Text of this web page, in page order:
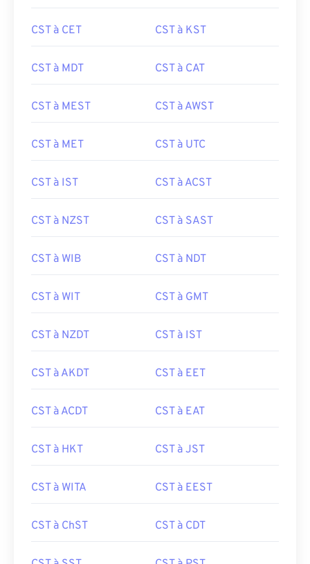
CST à CET CST à KST
CST à MDT CST à CAT
CST à MEST CST à AWST
CST à MET CST à UTC
CST à IST CST à ACST
CST à NZST CST à SAST
CST à WIB CST à NDT
CST à WIT CST à GMT
CST à NZDT CST à IST
CST à AKDT CST à EET
CST à ACDT CST à EAT
CST à HKT CST à JST
CST à WITA CST à EEST
CST à ChST CST à CDT